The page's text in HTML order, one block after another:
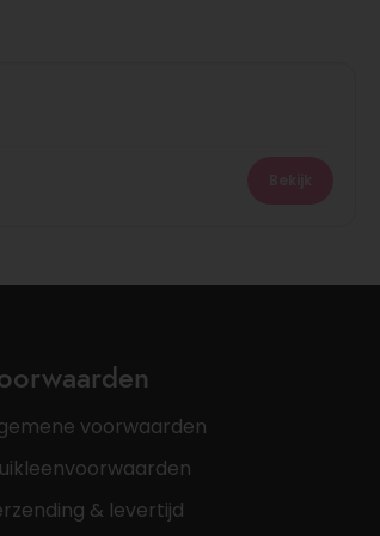
voorwaarden
& levertijd